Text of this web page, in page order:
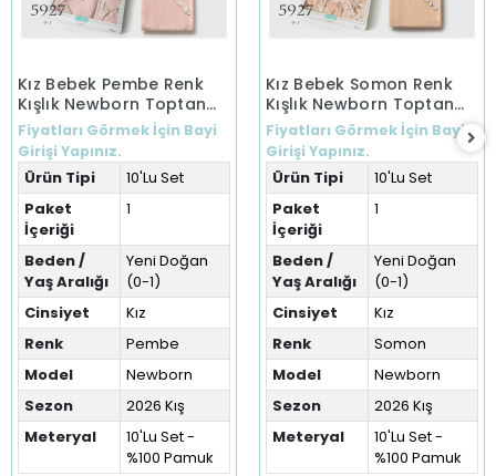
Kız Bebek Pembe Renk
Kışlık Newborn Toptan
Bebek 10'Lu Set Yeni
Doğan
Fiyatları Görmek İçin Bayi
Girişi Yapınız.
Ürün Tipi
10'Lu Set
Paket
İçeriği
1
Beden /
Yaş Aralığı
Yeni Doğan
(0-1)
Cinsiyet
Kız
Renk
Pembe
Model
Newborn
Sezon
2026 Kış
Meteryal
10'Lu Set -
%100 Pamuk
Kız Bebek Somon Renk
Kışlık Newborn Toptan
Bebek 10'Lu Set Yeni
Doğan
Fiyatları Görmek İçin Bayi
Girişi Yapınız.
Ürün Tipi
10'Lu Set
Paket
İçeriği
1
Beden /
Yaş Aralığı
Yeni Doğan
(0-1)
Cinsiyet
Kız
Renk
Somon
Model
Newborn
Sezon
2026 Kış
Meteryal
10'Lu Set -
%100 Pamuk